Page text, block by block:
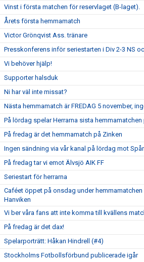
Vinst i första matchen för reservlaget (B-laget).
Årets första hemmamatch
Victor Grönqvist Ass. tränare
Presskonferens inför seriestarten i Div 2-3 NS
Vi behöver hjälp!
Supporter halsduk
Ni har väl inte missat?
Nästa hemmamatch är FREDAG 5 november,
På lördag spelar Herrarna sista hemmamatchen
På fredag är det hemmamatch på Zinken
Ingen sändning via vår kanal på lördag mot
På fredag tar vi emot Älvsjö AIK FF
Seriestart för herrarna
Caféet öppet på onsdag under
Hanviken
Vi ber våra fans att inte komma till kvällens
På fredag är det dax!
Spelarporträtt: Håkan Hindrell (#4)
Stockholms Fotbollsförbund publicerade igår